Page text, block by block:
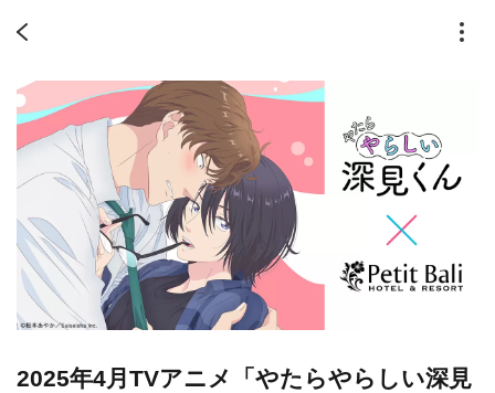
2025年4月TVアニメ「やたらやらしい深見